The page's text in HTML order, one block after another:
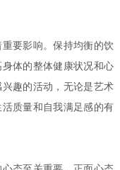
要影响。保持均衡的饮
体的整体健康状况和心
趣的活动，无论是艺术
质量和自我满足感的有